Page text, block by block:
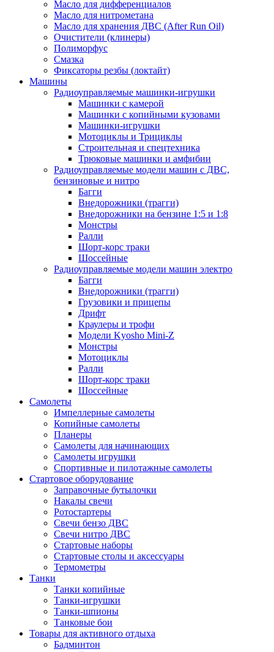
Масло для дифференциалов
Масло для нитрометана
Масло для хранения ДВС (After Run Oil)
Очистители (клинеры)
Полиморфус
Смазка
Фиксаторы резбы (локтайт)
Машины
Радиоуправляемые машинки-игрушки
Машинки с камерой
Машинки с копийными кузовами
Машинки-игрушки
Мотоциклы и Трициклы
Строительная и спецтехника
Трюковые машинки и амфибии
Радиоуправляемые модели машин с ДВС,
бензиновые и нитро
Багги
Внедорожники (трагги)
Внедорожники на бензине 1:5 и 1:8
Монстры
Ралли
Шорт-корс траки
Шоссейные
Радиоуправляемые модели машин электро
Багги
Внедорожники (трагги)
Грузовики и прицепы
Дрифт
Краулеры и трофи
Модели Kyosho Mini-Z
Монстры
Мотоциклы
Ралли
Шорт-корс траки
Шоссейные
Самолеты
Импеллерные самолеты
Копийные самолеты
Планеры
Самолеты для начинающих
Самолеты игрушки
Спортивные и пилотажные самолеты
Стартовое оборудование
Заправочные бутылочки
Накалы свечи
Ротостартеры
Свечи бензо ДВС
Свечи нитро ДВС
Стартовые наборы
Стартовые столы и аксессуары
Термометры
Танки
Танки копийные
Танки-игрушки
Танки-шпионы
Танковые бои
Товары для активного отдыха
Бадминтон